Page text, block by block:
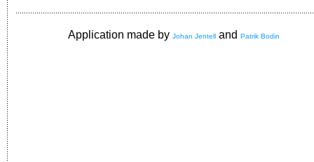
Application made by Johan Jentell and Patrik Bodin